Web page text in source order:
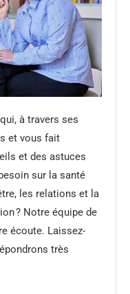
à travers ses
et vous fait
et des astuces
sur la santé
les relations et la
? Notre équipe de
écoute. Laissez-
très